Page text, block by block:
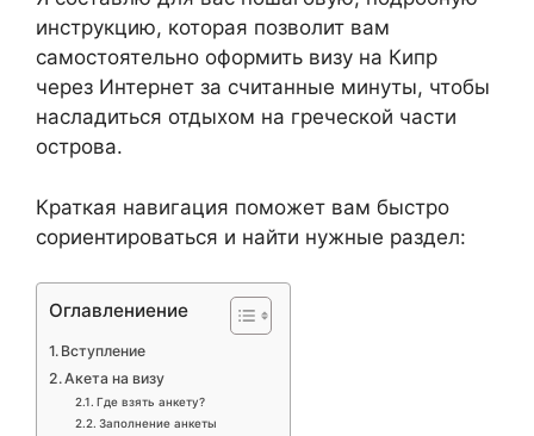
инструкцию, которая позволит вам
самостоятельно оформить визу на Кипр
через Интернет за считанные минуты, чтобы
насладиться отдыхом на греческой части
острова.
Краткая навигация поможет вам быстро
сориентироваться и найти нужные раздел:
Оглавлениение
Вступление
Акета на визу
Где взять анкету?
Заполнение анкеты